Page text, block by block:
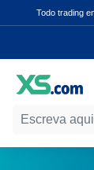
Todo trading